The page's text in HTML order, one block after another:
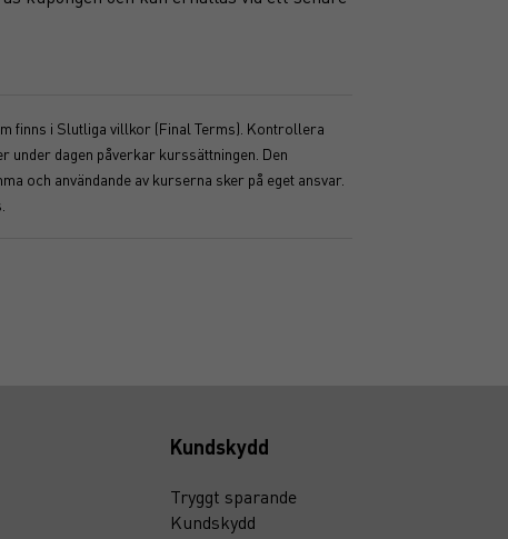
finns i Slutliga villkor (Final Terms). Kontrollera
dagen påverkar kurssättningen. Den
och användande av kurserna sker på eget ansvar.
Kundskydd
Tryggt sparande
Kundskydd